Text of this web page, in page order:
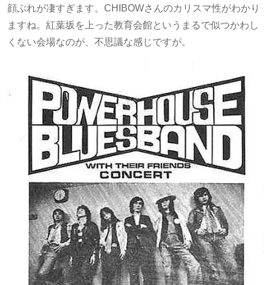
顔ぶれが凄すぎます。CHIBOWさんのカリスマ性がわかり
ますね。紅葉坂を上った教育会館というまるで似つかわし
くない会場なのが、不思議な感じですが。